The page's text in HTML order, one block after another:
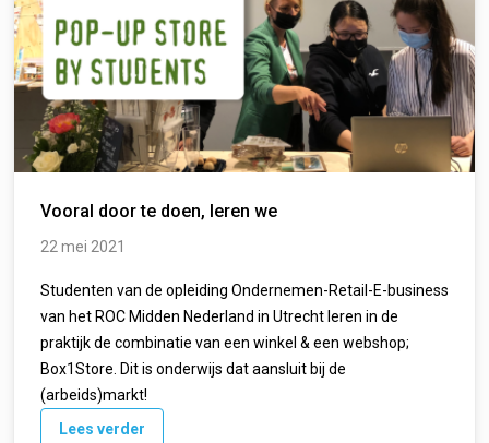
Vooral door te doen, leren we
22 mei 2021
Studenten van de opleiding Ondernemen-Retail-E-business
van het ROC Midden Nederland in Utrecht leren in de
praktijk de combinatie van een winkel & een webshop;
Box1Store. Dit is onderwijs dat aansluit bij de
(arbeids)markt!
Lees verder